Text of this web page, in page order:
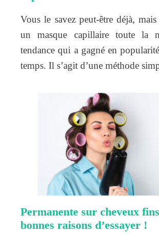
Vous le savez peut-être déjà, mais
un masque capillaire toute la
tendance qui a gagné en
temps. Il s’agit d’une méthode
Permanente sur cheveux
bonnes raisons d’essayer !